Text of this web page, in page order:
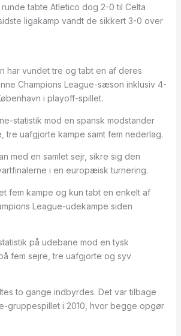
tabte Atletico dog 2-0 til Celta
ligakamp vandt de sikkert 3-0 over
har vundet tre og tabt en af deres
Champions League-sæson inklusiv 4-
i playoff-spillet.
statistik mod en spansk modstander
tre uafgjorte kampe samt fem nederlag.
med en samlet sejr, sikre sig den
i en europæisk turnering.
fem kampe og kun tabt en enkelt af
League-udekampe siden
på udebane mod en tysk
fem sejre, tre uafgjorte og syv
to gange indbyrdes. Det var tilbage
gruppespillet i 2010, hvor begge opgør